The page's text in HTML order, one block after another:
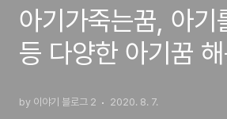
아기가죽는꿈, 아기
등 다양한 아기꿈
by 이야기 블로그 2 2020. 8. 7.